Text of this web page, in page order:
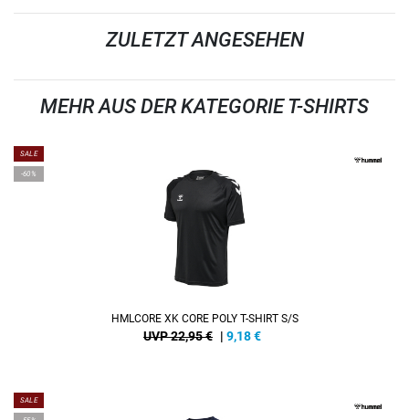
ZULETZT ANGESEHEN
MEHR AUS DER KATEGORIE T-SHIRTS
SALE
-60%
HMLCORE XK CORE POLY T-SHIRT S/S
UVP 22,95 € | 9,18€
SALE